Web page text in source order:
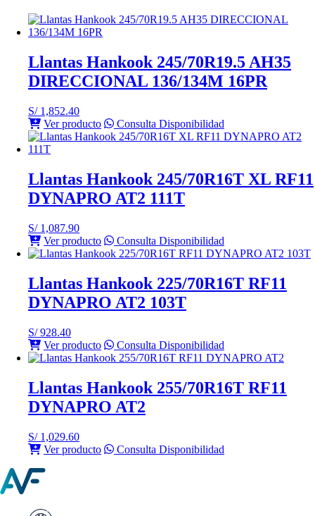
Llantas Hankook 245/70R19.5 AH35
DIRECCIONAL 136/134M 16PR
S/1,852.40
Ver producto
Consulta Disponibilidad
Llantas Hankook 245/70R16T XL RF11
DYNAPRO AT2 111T
S/1,087.90
Ver producto
Consulta Disponibilidad
Llantas Hankook 225/70R16T RF11
DYNAPRO AT2 103T
S/928.40
Ver producto
Consulta Disponibilidad
Llantas Hankook 255/70R16T RF11
DYNAPRO AT2
S/1,029.60
Ver producto
Consulta Disponibilidad